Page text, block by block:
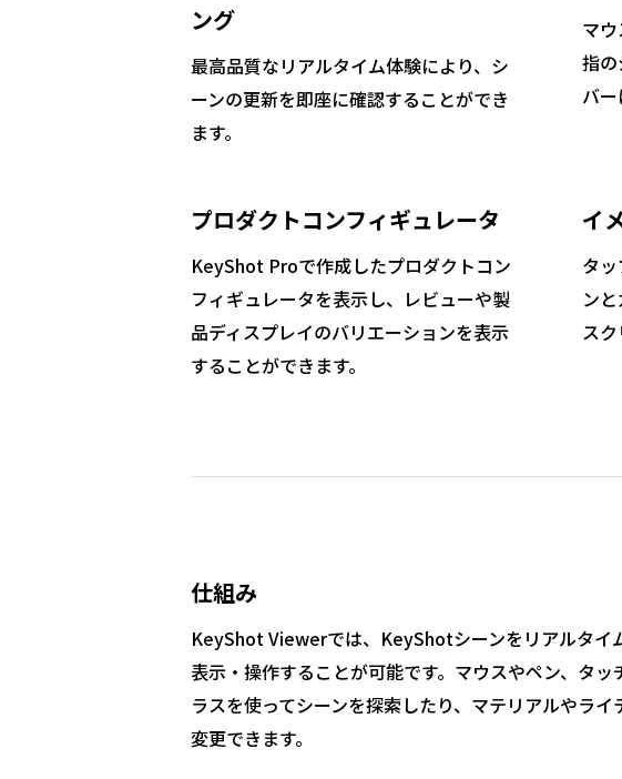
ング
最高品質なリアルタイム体験により、シ
ーンの更新を即座に確認することができ
ます。
マ
指
バ
プロダクトコンフィギュレータ
KeyShot Proで作成したプロダクトコン
フィギュレータを表示し、レビューや製
品ディスプレイのバリエーションを表示
することができます。
イ
タ
ン
スク
仕組み
KeyShot Viewerでは、KeyShotシーンをリアルタイ
表示・操作することが可能です。マウスやペン、タッ
ラスを使ってシーンを探索したり、マテリアルやライ
変更できます。